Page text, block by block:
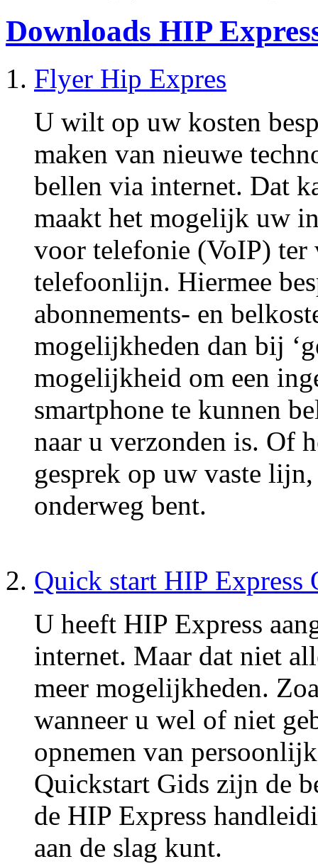
Downloads HIP
Flyer Hip Expres
U wilt op uw kosten
maken van nieuwe
bellen via internet. Dat
maakt het mogelijk uw
voor telefonie (VoIP) ter
telefoonlijn. Hiermee
abonnements- en
mogelijkheden dan bij
mogelijkheid om een
smartphone te kunnen
naar u verzonden is. Of
gesprek op uw vaste
onderweg bent.
Quick start HIP Express
U heeft HIP Express
internet. Maar dat niet
meer mogelijkheden.
wanneer u wel of niet
opnemen van
Quickstart Gids zijn de
de HIP Express
aan de slag kunt.